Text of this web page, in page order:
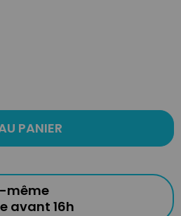
PANIER
même
avant 16h